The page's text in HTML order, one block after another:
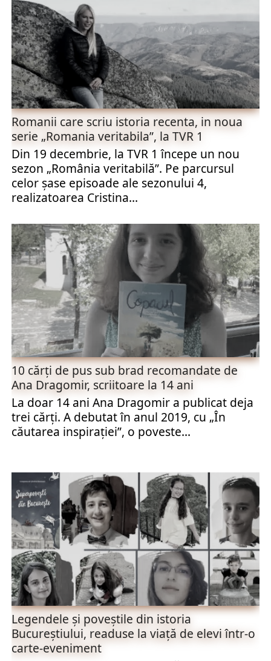
Romanii care scriu istoria recenta, in noua
serie „Romania veritabila”, la TVR 1
Din 19 decembrie, la TVR 1 începe un nou
sezon „România veritabilă”. Pe parcursul
celor șase episoade ale sezonului 4,
realizatoarea Cristina...
10 cărți de pus sub brad recomandate de
Ana Dragomir, scriitoare la 14 ani
La doar 14 ani Ana Dragomir a publicat deja
trei cărți. A debutat în anul 2019, cu „În
căutarea inspirației”, o poveste...
Legendele și poveștile din istoria
Bucureștiului, readuse la viață de elevi într-o
carte-eveniment